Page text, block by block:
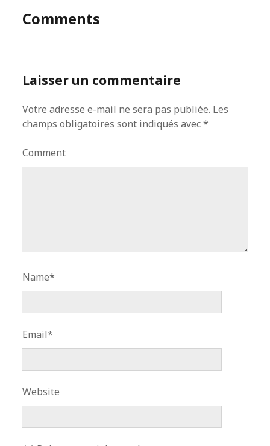
Comments
Laisser un commentaire
Votre adresse e-mail ne sera pas publiée. Les
champs obligatoires sont indiqués avec*
Comment
Name*
Email*
Website